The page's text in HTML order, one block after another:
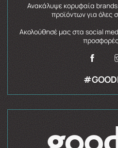
Ανακάλυψε κορυφαία brands
προϊόντων για όλες
Ακολούθησέ μας στα social